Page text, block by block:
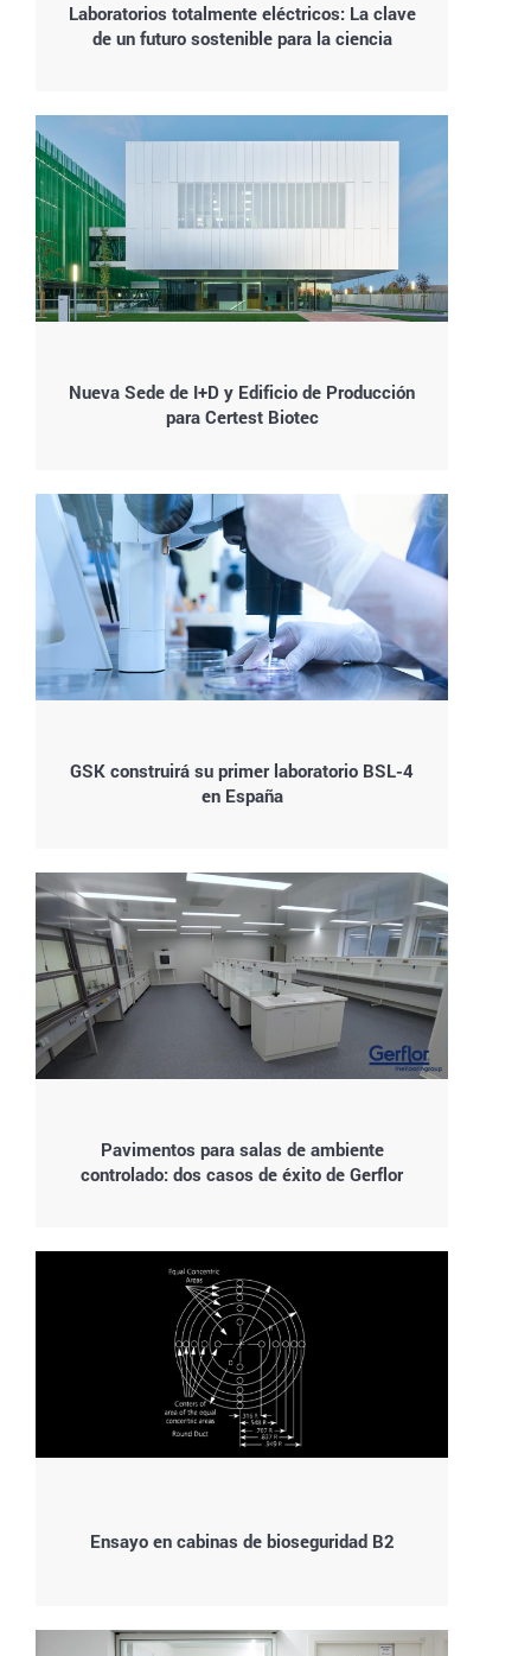
Laboratorios totalmente eléctricos: La clave
de un futuro sostenible para la ciencia
Nueva Sede de I+D y Edificio de Producción
para Certest Biotec
GSK construirá su primer laboratorio BSL-4
en España
Pavimentos para salas de ambiente
controlado: dos casos de éxito de Gerflor
Ensayo en cabinas de bioseguridad B2